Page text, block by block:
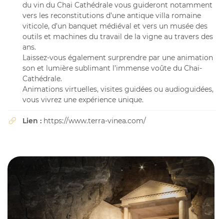
du vin du Chai Cathédrale vous guideront notamment
vers les reconstitutions d’une antique villa romaine
viticole, d’un banquet médiéval et vers un musée des
outils et machines du travail de la vigne au travers des
ans.
Laissez-vous également surprendre par une animation
son et lumière sublimant l’immense voûte du Chai-
Cathédrale.
Animations virtuelles, visites guidées ou audioguidées,
vous vivrez une expérience unique.
 Lien : https://www.terra-vinea.com/